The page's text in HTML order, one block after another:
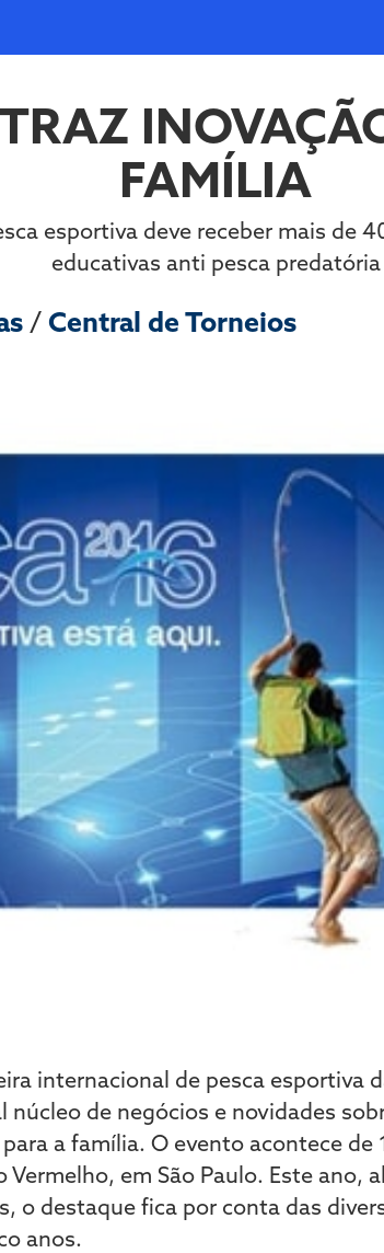
FAMÍLIA
esportiva deve receber mais de
educativas anti pesca predatória
/Central de Torneios
internacional de pesca esportiva
núcleo de negócios e novidades
a família. O evento acontece de
em São Paulo. Este ano,
o destaque fica por conta das
anos.